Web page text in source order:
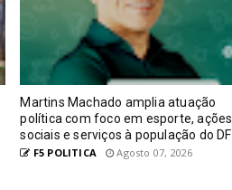
Martins Machado amplia atuação
política com foco em esporte, ações
sociais e serviços à população do DF
F5 POLITICA Agosto 07, 2026